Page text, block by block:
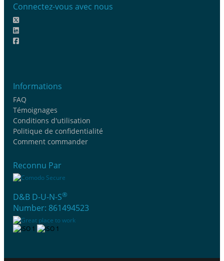
Connectez-vous avec nous
Informations
FAQ
Témoignages
Conditions d'utilisation
Politique de confidentialité
Comment commander
Reconnu Par
D&B D-U-N-S®
Number: 861494523